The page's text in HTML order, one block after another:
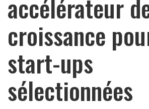
accélérateur
croissance
start-ups
sélectionnées